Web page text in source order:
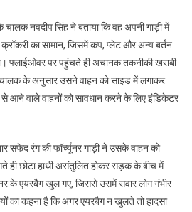
चालक नवदीप सिंह ने बताया कि वह अपनी गाड़ी में
का सामान, जिसमें कप, प्लेट और अन्य बर्तन
फ्लाईओवर पर पहुंचते ही अचानक तकनीकी खराबी
के अनुसार उसने वाहन को साइड में लगाकर
आने वाले वाहनों को सावधान करने के लिए इंडिकेटर
सफेद रंग की फॉर्च्यूनर गाड़ी ने उसके वाहन को
ही छोटा हाथी असंतुलित होकर सड़क के बीच में
के एयरबैग खुल गए, जिससे उसमें सवार लोग गंभीर
का कहना है कि अगर एयरबैग न खुलते तो हादसा